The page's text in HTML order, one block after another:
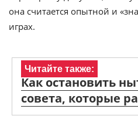
она считается опытной и
играх.
Читайте также:
Как остановить
совета, которые